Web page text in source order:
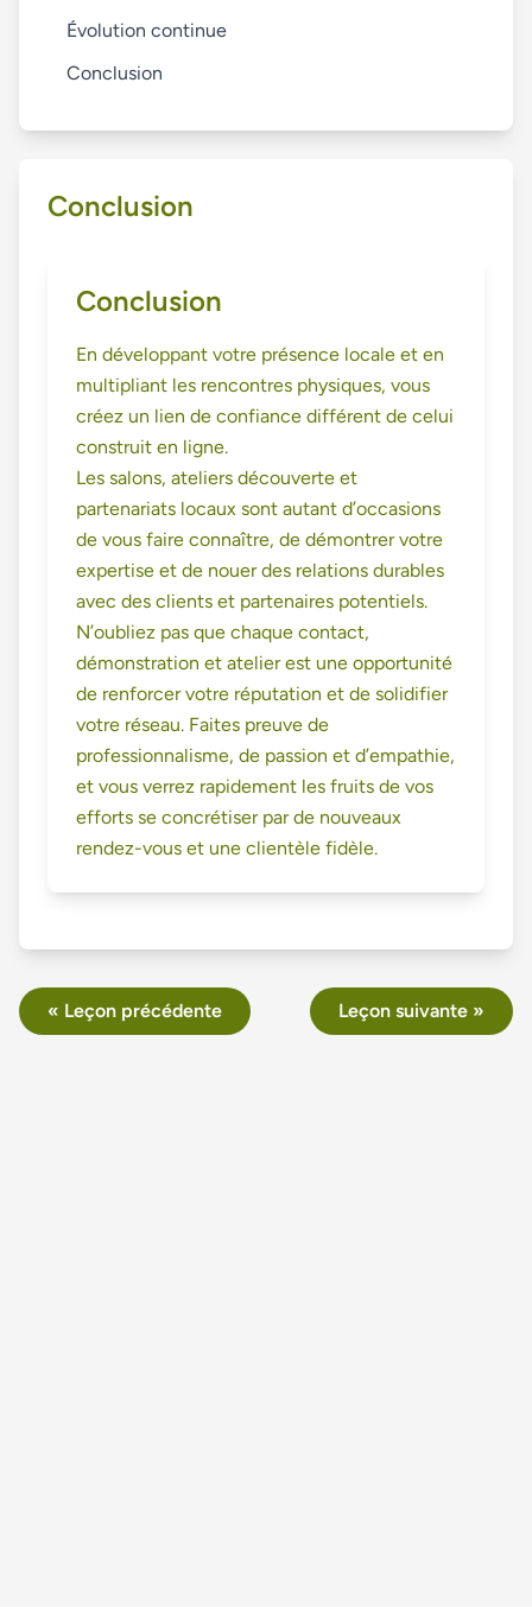
Évolution continue
Conclusion
Conclusion
Conclusion
En développant votre présence locale et en
multipliant les rencontres physiques, vous
créez un lien de confiance différent de celui
construit en ligne.
Les salons, ateliers découverte et
partenariats locaux sont autant d’occasions
de vous faire connaître, de démontrer votre
expertise et de nouer des relations durables
avec des clients et partenaires potentiels.
N’oubliez pas que chaque contact,
démonstration et atelier est une opportunité
de renforcer votre réputation et de solidifier
votre réseau. Faites preuve de
professionnalisme, de passion et d’empathie,
et vous verrez rapidement les fruits de vos
efforts se concrétiser par de nouveaux
rendez-vous et une clientèle fidèle.
« Leçon précédente Leçon suivante »